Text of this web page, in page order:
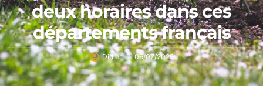
deux horaires dans ces
départements français
Didier 06/07/2025